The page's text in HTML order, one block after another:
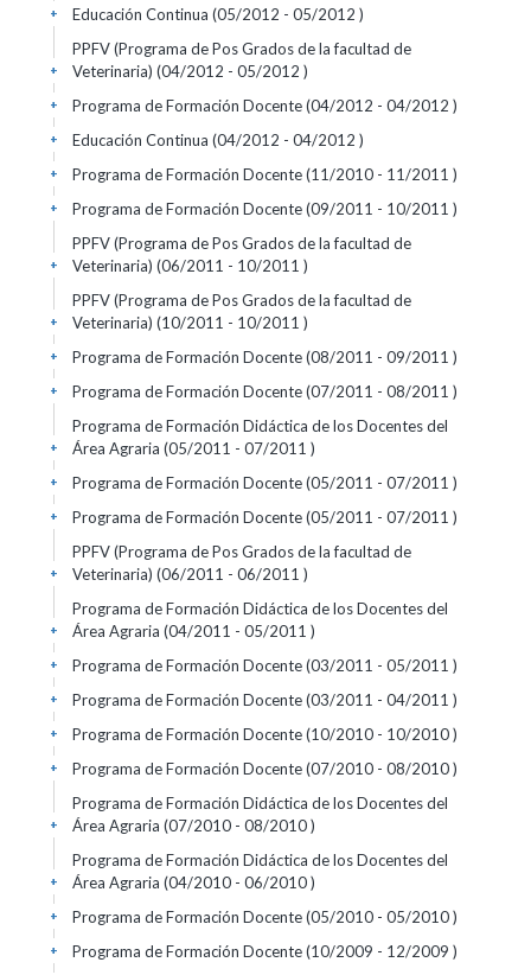
Educación Continua (05/2012 - 05/2012 )
+
PPFV (Programa de Pos Grados de la facultad de
Veterinaria) (04/2012 - 05/2012 )
+
Programa de Formación Docente (04/2012 - 04/2012 )
+
Educación Continua (04/2012 - 04/2012 )
+
Programa de Formación Docente (11/2010 - 11/2011 )
+
Programa de Formación Docente (09/2011 - 10/2011 )
+
PPFV (Programa de Pos Grados de la facultad de
Veterinaria) (06/2011 - 10/2011 )
+
PPFV (Programa de Pos Grados de la facultad de
Veterinaria) (10/2011 - 10/2011 )
+
Programa de Formación Docente (08/2011 - 09/2011 )
+
Programa de Formación Docente (07/2011 - 08/2011 )
+
Programa de Formación Didáctica de los Docentes del
Área Agraria (05/2011 - 07/2011 )
+
Programa de Formación Docente (05/2011 - 07/2011 )
+
Programa de Formación Docente (05/2011 - 07/2011 )
+
PPFV (Programa de Pos Grados de la facultad de
Veterinaria) (06/2011 - 06/2011 )
+
Programa de Formación Didáctica de los Docentes del
Área Agraria (04/2011 - 05/2011 )
+
Programa de Formación Docente (03/2011 - 05/2011 )
+
Programa de Formación Docente (03/2011 - 04/2011 )
+
Programa de Formación Docente (10/2010 - 10/2010 )
+
Programa de Formación Docente (07/2010 - 08/2010 )
+
Programa de Formación Didáctica de los Docentes del
Área Agraria (07/2010 - 08/2010 )
+
Programa de Formación Didáctica de los Docentes del
Área Agraria (04/2010 - 06/2010 )
+
Programa de Formación Docente (05/2010 - 05/2010 )
+
Programa de Formación Docente (10/2009 - 12/2009 )
+